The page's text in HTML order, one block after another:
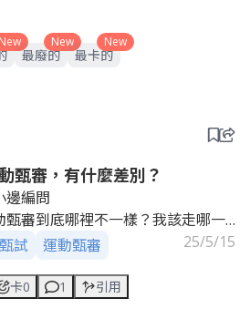
New New
最廢的
New
最卡的
甄審，有什麼差別？
邊編問
甄審到底哪裡不一樣？我該走哪一
發現很多資訊很零散...
試 運動甄審 25/5/15
卡0 1 引用